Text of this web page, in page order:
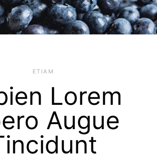
ETIAM
Lorem
Augue